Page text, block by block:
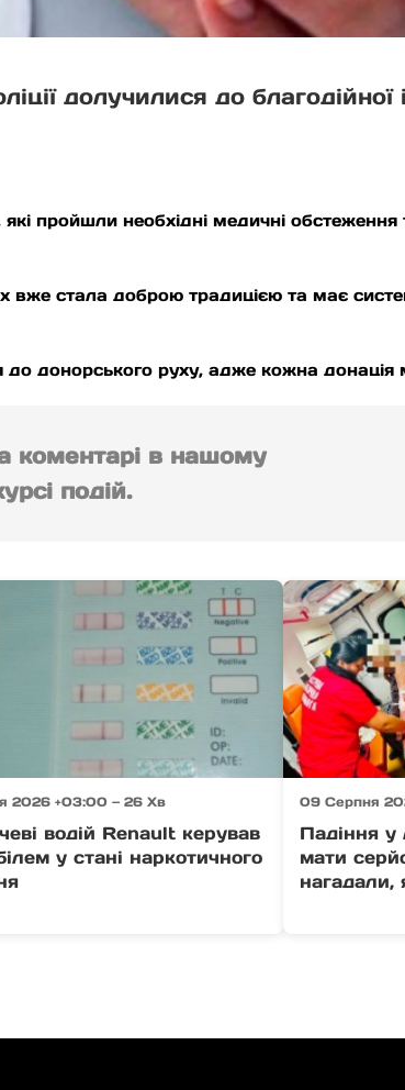
долучилися до благодійної
які пройшли необхідні медичні
вже стала доброю традицією та має
донорського руху, адже кожна донація
коментарі в нашому
подій.
2026 +03:00 — 26 Хв
водій Renault керував
у стані наркотичного
09 Серпня
Падіння у
мати
нагадали,